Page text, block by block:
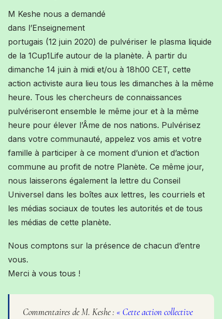
M Keshe nous a demandé
dans l’Enseignement
portugais (12 juin 2020) de pulvériser le plasma liquide
de la 1Cup1Life autour de la planète. À partir du
dimanche 14 juin à midi et/ou à 18h00 CET, cette
action activiste aura lieu tous les dimanches à la même
heure. Tous les chercheurs de connaissances
pulvériseront ensemble le même jour et à la même
heure pour élever l’Âme de nos nations. Pulvérisez
dans votre communauté, appelez vos amis et votre
famille à participer à ce moment d’union et d’action
commune au profit de notre Planète. Ce même jour,
nous laisserons également la lettre du Conseil
Universel dans les boîtes aux lettres, les courriels et
les médias sociaux de toutes les autorités et de tous
les médias de cette planète.
Nous comptons sur la présence de chacun d’entre
vous.
Merci à vous tous !
Commentaires de M. Keshe : « Cette action collective